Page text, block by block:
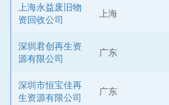
上海永益废旧物
资回收公司
上海
深圳君创再生资
源有限公司
广东
深圳市恒宝佳再
生资源有限公司
广东